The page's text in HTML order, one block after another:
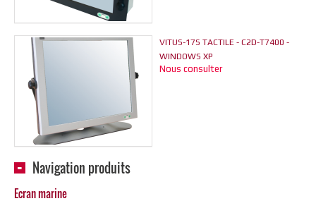
VITUS-17S TACTILE - C2D-T7400 -
WINDOWS XP
Nous consulter
Navigation produits
Ecran marine